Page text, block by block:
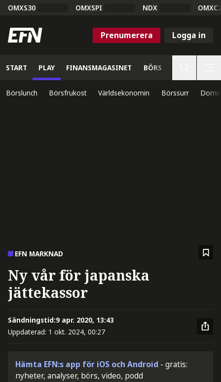
OMXS30 OMXSPI NDX
Prenumerera Logga in
START PLAY FINANSMAGASINET BÖRS
Börslunch Börsfrukost Världsekonomin Börssurr
EFN MARKNAD
Ny vår för japanska
jättekassor
Sändningstid:9 apr. 2020, 13:43
Uppdaterad: 1 okt. 2024, 00:27
Hämta EFN:s app för iOS och Android - gratis:
nyheter, analyser, börs, video, podd